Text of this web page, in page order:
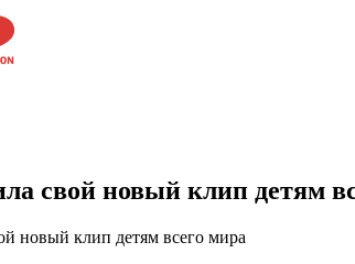
свой новый клип детям